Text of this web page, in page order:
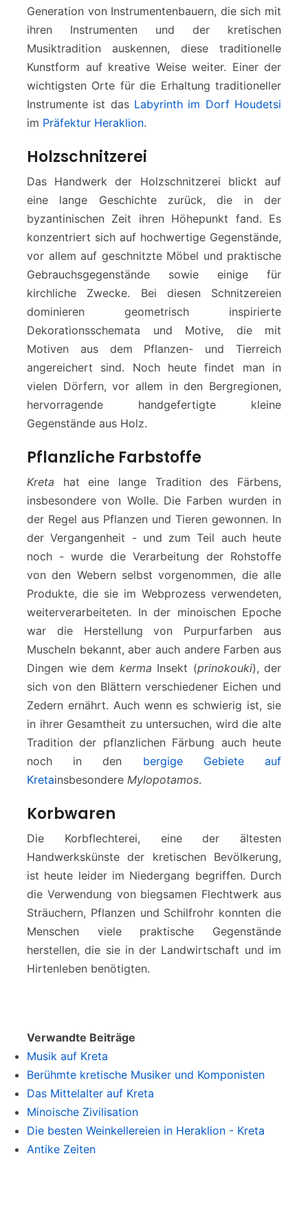
Generation von Instrumentenbauern, die sich mit
ihren Instrumenten und der kretischen
Musiktradition auskennen, diese traditionelle
Kunstform auf kreative Weise weiter. Einer der
wichtigsten Orte für die Erhaltung traditioneller
Instrumente ist das Labyrinth im Dorf Houdetsi
im Präfektur Heraklion.
Holzschnitzerei
Das Handwerk der Holzschnitzerei blickt auf
eine lange Geschichte zurück, die in der
byzantinischen Zeit ihren Höhepunkt fand. Es
konzentriert sich auf hochwertige Gegenstände,
vor allem auf geschnitzte Möbel und praktische
Gebrauchsgegenstände sowie einige für
kirchliche Zwecke. Bei diesen Schnitzereien
dominieren geometrisch inspirierte
Dekorationsschemata und Motive, die mit
Motiven aus dem Pflanzen- und Tierreich
angereichert sind. Noch heute findet man in
vielen Dörfern, vor allem in den Bergregionen,
hervorragende handgefertigte kleine
Gegenstände aus Holz.
Pflanzliche Farbstoffe
Kreta hat eine lange Tradition des Färbens,
insbesondere von Wolle. Die Farben wurden in
der Regel aus Pflanzen und Tieren gewonnen. In
der Vergangenheit - und zum Teil auch heute
noch - wurde die Verarbeitung der Rohstoffe
von den Webern selbst vorgenommen, die alle
Produkte, die sie im Webprozess verwendeten,
weiterverarbeiteten. In der minoischen Epoche
war die Herstellung von Purpurfarben aus
Muscheln bekannt, aber auch andere Farben aus
Dingen wie dem kerma Insekt (prinokouki), der
sich von den Blättern verschiedener Eichen und
Zedern ernährt. Auch wenn es schwierig ist, sie
in ihrer Gesamtheit zu untersuchen, wird die alte
Tradition der pflanzlichen Färbung auch heute
noch in den bergige Gebiete auf
Kretainsbesondere Mylopotamos.
Korbwaren
Die Korbflechterei, eine der ältesten
Handwerkskünste der kretischen Bevölkerung,
ist heute leider im Niedergang begriffen. Durch
die Verwendung von biegsamen Flechtwerk aus
Sträuchern, Pflanzen und Schilfrohr konnten die
Menschen viele praktische Gegenstände
herstellen, die sie in der Landwirtschaft und im
Hirtenleben benötigten.
Verwandte Beiträge
Musik auf Kreta
Berühmte kretische Musiker und Komponisten
Das Mittelalter auf Kreta
Minoische Zivilisation
Die besten Weinkellereien in Heraklion - Kreta
Antike Zeiten